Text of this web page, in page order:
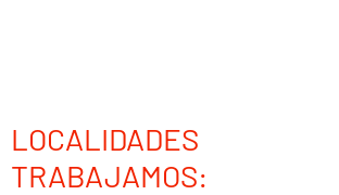
LOCALIDADES
TRABAJAMOS: